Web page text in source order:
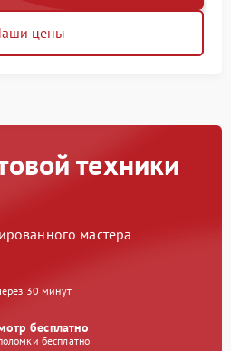
цены
техники
мастера
30 минут
бесплатно
бесплатно